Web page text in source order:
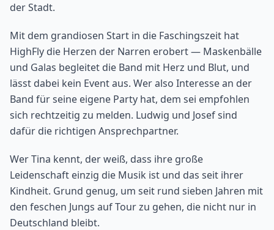
der Stadt.
Mit dem grandiosen Start in die Faschingszeit hat
HighFly die Herzen der Narren erobert — Maskenbälle
und Galas begleitet die Band mit Herz und Blut, und
lässt dabei kein Event aus. Wer also Interesse an der
Band für seine eigene Party hat, dem sei empfohlen
sich rechtzeitig zu melden. Ludwig und Josef sind
dafür die richtigen Ansprechpartner.
Wer Tina kennt, der weiß, dass ihre große
Leidenschaft einzig die Musik ist und das seit ihrer
Kindheit. Grund genug, um seit rund sieben Jahren mit
den feschen Jungs auf Tour zu gehen, die nicht nur in
Deutschland bleibt.